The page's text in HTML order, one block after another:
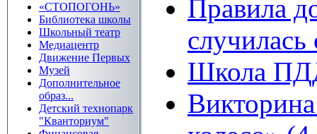
«СТОПОГОНЬ»
Библиотека школы
Школьный театр
Медиацентр
Движение Первых
Музей
Дополнительное
образ...
Детский технопарк
"Кванториум"
Правила
Школа